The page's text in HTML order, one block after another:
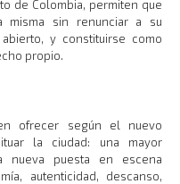
de Colombia, permiten que
misma sin renunciar a su
y constituirse como
propio.
ofrecer según el nuevo
la ciudad: una mayor
nueva puesta en escena
autenticidad, descanso,